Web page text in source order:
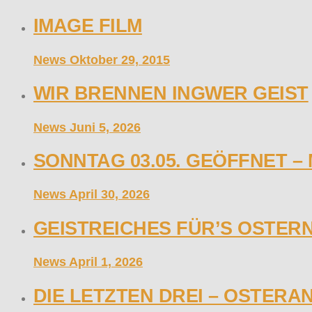
IMAGE FILM
News Oktober 29, 2015
WIR BRENNEN INGWER GEIST
News Juni 5, 2026
SONNTAG 03.05. GEÖFFNET –
News April 30, 2026
GEISTREICHES FÜR’S
News April 1, 2026
DIE LETZTEN DREI –